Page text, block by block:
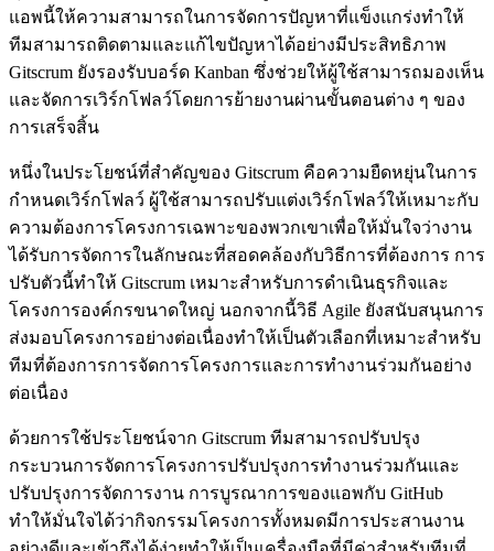
แอพนี้ให้ความสามารถในการจัดการปัญหาที่แข็งแกร่งทำให้
ทีมสามารถติดตามและแก้ไขปัญหาได้อย่างมีประสิทธิภาพ
Gitscrum ยังรองรับบอร์ด Kanban ซึ่งช่วยให้ผู้ใช้สามารถมองเห็น
และจัดการเวิร์กโฟลว์โดยการย้ายงานผ่านขั้นตอนต่าง ๆ ของ
การเสร็จสิ้น
หนึ่งในประโยชน์ที่สำคัญของ Gitscrum คือความยืดหยุ่นในการ
กำหนดเวิร์กโฟลว์ ผู้ใช้สามารถปรับแต่งเวิร์กโฟลว์ให้เหมาะกับ
ความต้องการโครงการเฉพาะของพวกเขาเพื่อให้มั่นใจว่างาน
ได้รับการจัดการในลักษณะที่สอดคล้องกับวิธีการที่ต้องการ การ
ปรับตัวนี้ทำให้ Gitscrum เหมาะสำหรับการดำเนินธุรกิจและ
โครงการองค์กรขนาดใหญ่ นอกจากนี้วิธี Agile ยังสนับสนุนการ
ส่งมอบโครงการอย่างต่อเนื่องทำให้เป็นตัวเลือกที่เหมาะสำหรับ
ทีมที่ต้องการการจัดการโครงการและการทำงานร่วมกันอย่าง
ต่อเนื่อง
ด้วยการใช้ประโยชน์จาก Gitscrum ทีมสามารถปรับปรุง
กระบวนการจัดการโครงการปรับปรุงการทำงานร่วมกันและ
ปรับปรุงการจัดการงาน การบูรณาการของแอพกับ GitHub
ทำให้มั่นใจได้ว่ากิจกรรมโครงการทั้งหมดมีการประสานงาน